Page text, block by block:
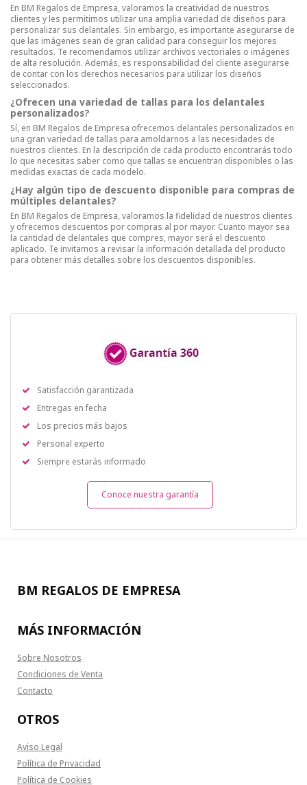
En BM Regalos de Empresa, valoramos la creatividad de nuestros
clientes y les permitimos utilizar una amplia variedad de diseños para
personalizar sus delantales. Sin embargo, es importante asegurarse de
que las imágenes sean de gran calidad para conseguir los mejores
resultados. Te recomendamos utilizar archivos vectoriales o imágenes
de alta resolución. Además, es responsabilidad del cliente asegurarse
de contar con los derechos necesarios para utilizar los diseños
seleccionados.
¿Ofrecen una variedad de tallas para los delantales
personalizados?
Sí, en BM Regalos de Empresa ofrecemos delantales personalizados en
una gran variedad de tallas para amoldarnos a las necesidades de
nuestros clientes. En la descripción de cada producto encontrarás todo
lo que necesitas saber como que tallas se encuentran disponibles o las
medidas exactas de cada modelo.
¿Hay algún tipo de descuento disponible para compras de
múltiples delantales?
En BM Regalos de Empresa, valoramos la fidelidad de nuestros clientes
y ofrecemos descuentos por compras al por mayor. Cuanto mayor sea
la cantidad de delantales que compres, mayor será el descuento
aplicado. Te invitamos a revisar la información detallada del producto
para obtener más detalles sobre los descuentos disponibles.
Satisfacción garantizada
Entregas en fecha
Los precios más bajos
Personal experto
Siempre estarás informado
Conoce nuestra garantía
BM REGALOS DE EMPRESA
MÁS INFORMACIÓN
Sobre Nosotros
Condiciones de Venta
Contacto
OTROS
Aviso Legal
Política de Privacidad
Política de Cookies